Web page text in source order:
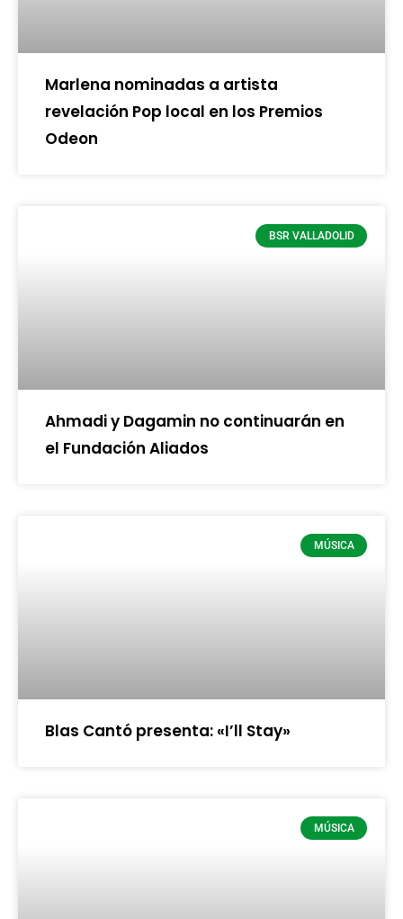
Marlena nominadas a artista
revelación Pop local en los Premios
Odeon
BSR VALLADOLID
Ahmadi y Dagamin no continuarán en
el Fundación Aliados
MÚSICA
Blas Cantó presenta: «I’ll Stay»
MÚSICA